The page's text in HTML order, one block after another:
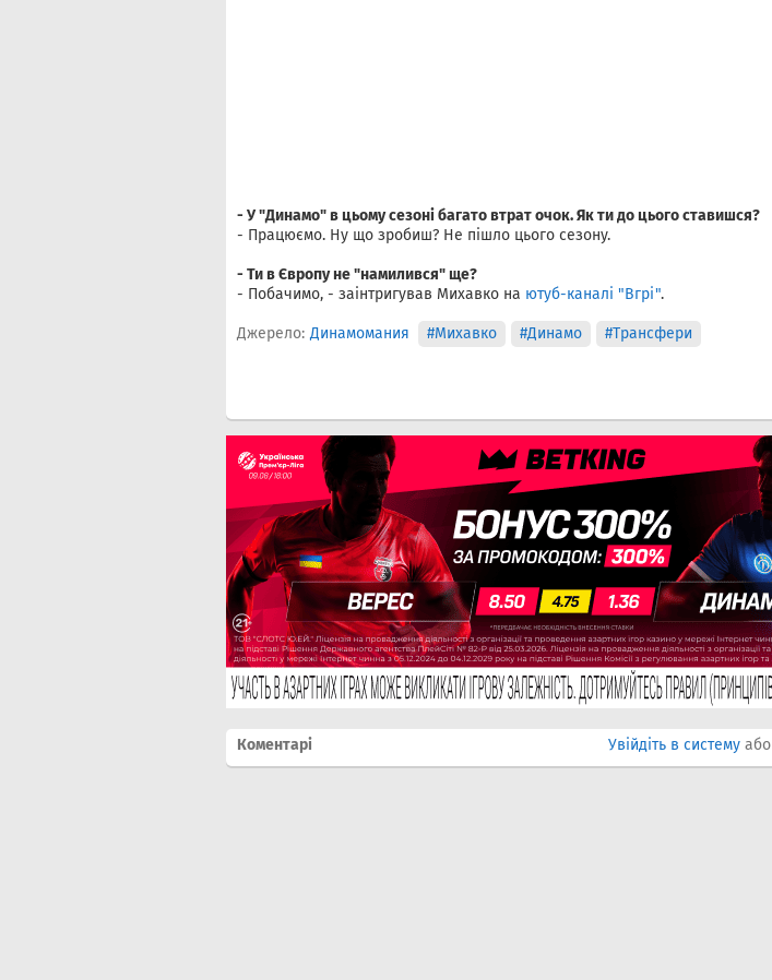
- У "Динамо" в цьому сезоні багато втрат очок. Як ти до цього ставишся?
- Працюємо. Ну що зробиш? Не пішло цього сезону.
- Ти в Європу не "намилився" ще?
- Побачимо, - заінтригував Михавко на ютуб-каналі "Вгрі".
Джерело: Динамомания #Михавко #Динамо #Трансфери
Коментарі Увійдіть в систему або